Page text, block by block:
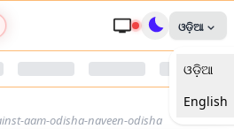
Nari Shakti
ଓଡ଼ିଆ
ଓଡ଼ିଆ
English
aam-odisha-naveen-odisha